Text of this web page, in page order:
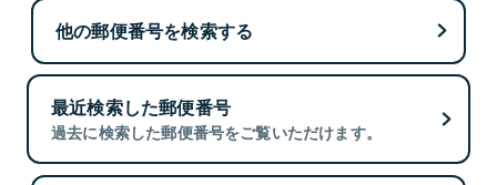
他の郵便番号を検索する
最近検索した郵便番号
過去に検索した郵便番号をご覧いただけます。